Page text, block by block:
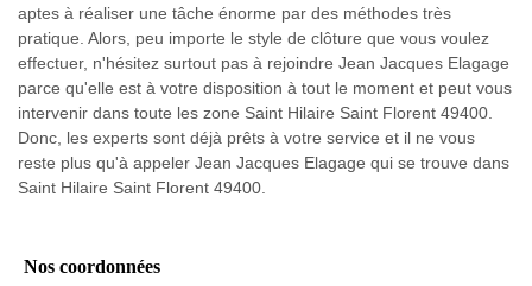
aptes à réaliser une tâche énorme par des méthodes très
pratique. Alors, peu importe le style de clôture que vous voulez
effectuer, n'hésitez surtout pas à rejoindre Jean Jacques Elagage
parce qu'elle est à votre disposition à tout le moment et peut vous
intervenir dans toute les zone Saint Hilaire Saint Florent 49400.
Donc, les experts sont déjà prêts à votre service et il ne vous
reste plus qu'à appeler Jean Jacques Elagage qui se trouve dans
Saint Hilaire Saint Florent 49400.
Nos coordonnées